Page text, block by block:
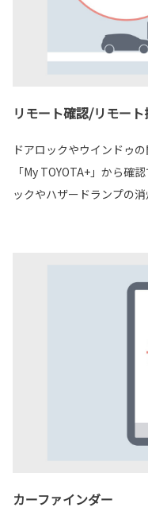
リモート確認/リモート
ドアロックやウインドゥ
「My TOYOTA+」から確
ックやハザードランプの消
カーファインダー